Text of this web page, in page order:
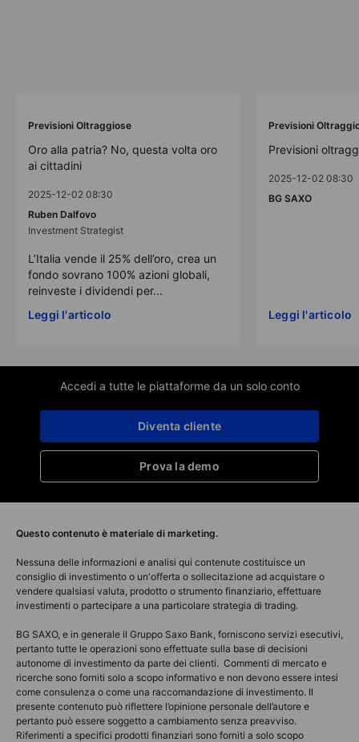
Previsioni Oltraggiose
Oro alla patria? No, questa volta oro
ai cittadini
2025-12-02 08:30
Ruben Dalfovo
Investment Strategist
L’Italia vende il 25% dell’oro, crea un
fondo sovrano 100% azioni globali,
reinveste i dividendi per...
Leggi l'articolo
Previsioni
Previsioni
2025-12-02 08:30
BG SAXO
Leggi l'articolo
Accedi a tutte le piattaforme da un solo conto
Prova la demo
Diventa cliente
Questo contenuto è materiale di marketing.
Nessuna delle informazioni e analisi qui contenute costituisce un
consiglio di investimento o un'offerta o sollecitazione ad acquistare o
vendere qualsiasi valuta, prodotto o strumento finanziario, effettuare
investimenti o partecipare a una particolare strategia di trading.
BG SAXO, e in generale il Gruppo Saxo Bank, forniscono servizi esecutivi,
pertanto tutte le operazioni sono effettuate sulla base di decisioni
autonome di investimento da parte dei clienti. Commenti di mercato e
ricerche sono forniti solo a scopo informativo e non devono essere intesi
come consulenza o come una raccomandazione di investimento. Il
presente contenuto può riflettere l’opinione personale dell’autore e
pertanto può essere soggetto a cambiamento senza preavviso.
Riferimenti a specifici prodotti finanziari sono forniti a solo scopo